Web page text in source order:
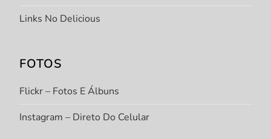
Links No Delicious
FOTOS
Flickr – Fotos E Álbuns
Instagram – Direto Do Celular